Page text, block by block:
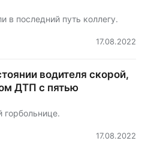
в последний путь коллегу.
17.08.2022
водителя скорой,
ДТП с пятью
горбольнице.
17.08.2022